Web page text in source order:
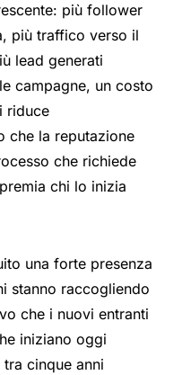
più follower
più traffico verso il
lead generati
campagne, un costo
riduce
che la reputazione
che richiede
chi lo inizia
una forte presenza
stanno raccogliendo
che i nuovi entranti
iniziano oggi
cinque anni